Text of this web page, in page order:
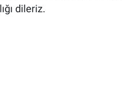
dileriz.